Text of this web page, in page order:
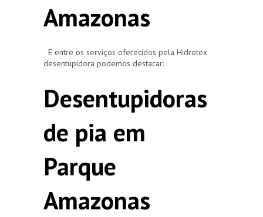
Amazonas
E entre os serviços oferecidos pela Hidrotex
desentupidora podemos destacar:
Desentupidoras
de pia em
Parque
Amazonas